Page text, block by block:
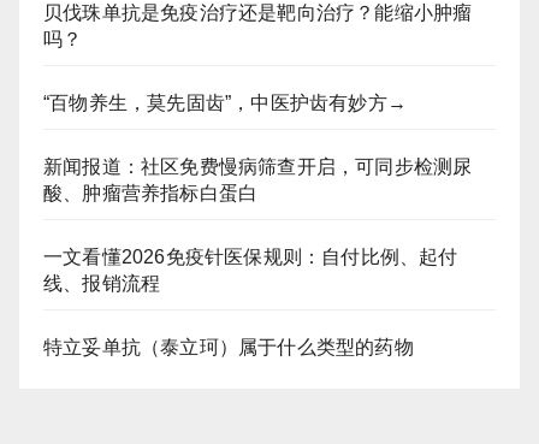
贝伐珠单抗是免疫治疗还是靶向治疗？能缩小肿瘤
吗？
“百物养生，莫先固齿”，中医护齿有妙方→
新闻报道：社区免费慢病筛查开启，可同步检测尿
酸、肿瘤营养指标白蛋白
一文看懂2026免疫针医保规则：自付比例、起付
线、报销流程
特立妥单抗（泰立珂）属于什么类型的药物